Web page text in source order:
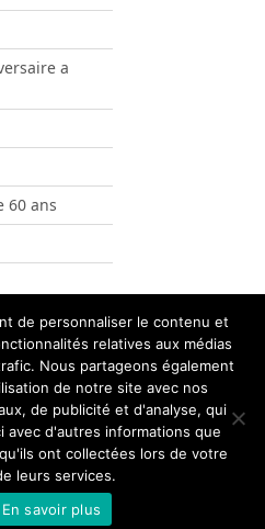
a
60 ans
Papier à Lettre
de personnaliser le contenu et
relatives aux médias
Nous partageons également
de notre site avec nos
de publicité et d'analyse, qui
avec d'autres informations que
ont collectées lors de votre
leurs services.
En savoir plus